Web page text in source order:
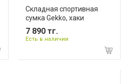
Складная спортивная
сумка Gekko, хаки
7 890 тг.
Есть в наличии